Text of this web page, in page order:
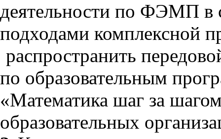
деятельности по ФЭМП
подходами комплексной
распространить
по образовательным
«Математика шаг за
образовательных